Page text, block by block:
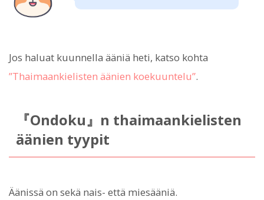
Jos haluat kuunnella ääniä heti, katso kohta
”Thaimaankielisten äänien koekuuntelu”.
『Ondoku』n thaimaankielisten
äänien tyypit
Äänissä on sekä nais- että miesääniä.